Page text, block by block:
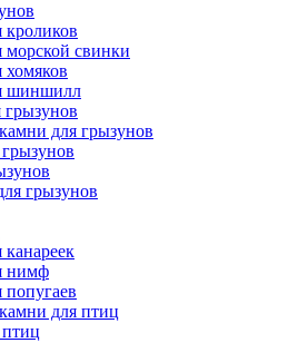
морской свинки
шиншилл
для грызунов
грызунов
нимф
для птиц